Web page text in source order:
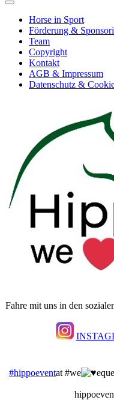
Horse in Sport
Förderung &
Team
Copyright
Kontakt
AGB & Impressum
Datenschutz &
Fahre mit uns in den
#hippoeventat #we